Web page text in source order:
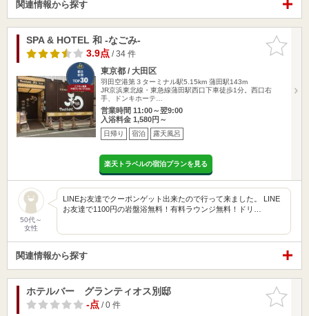
関連情報から探す
お気に入
りに追加
SPA & HOTEL 和 -なごみ-
3.9点/ 34 件
東京都 / 大田区
羽田空港第３ターミナル駅5.15km 蒲田駅143m
JR京浜東北線・東急線蒲田駅西口下車徒歩1分。西口右
手、ドンキホーテ…
営業時間 11:00～翌9:00
入浴料金 1,580円～
日帰り 宿泊 露天風呂
楽天トラベルの宿泊プランを見る
50代～
女性
LINEお友達でクーポンゲット出来たので行って来ました。 LINE
お友達で1100円の岩盤浴無料！有料ラウンジ無料！ドリ…
関連情報から探す
お気に入
りに追加
ホテルバー グランティオス別邸
-点/ 0 件